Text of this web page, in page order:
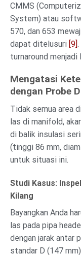
CMMS
System) atau
570, dan 653
dapat ditelusuri [9]
turnaround
Mengatasi
dengan Probe
Tidak semua area
las di manifold,
di balik insulasi
(tinggi 86 mm,
untuk situasi ini.
Studi Kasus:
Kilang
Bayangkan Anda
las pada pipa
dengan jarak antar
standar D (147